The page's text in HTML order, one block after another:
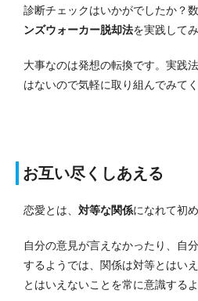
診断チェックはいかがでしたか？
ンズウォーカー脱却法を実践して
大事なのは発想の転換です。実践
はないので気軽に取り組んでみてく
お互い尽くしあえる
恋愛とは、 対等な関係になれて初
自分の意見が言えなかったり、自
するようでは、関係は対等とはい
とはいえないことを常に意識する